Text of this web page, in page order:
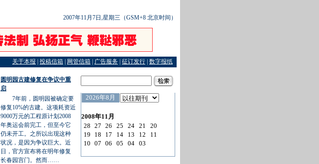
2007年11月7日,星期三（GSM+8 北京时间）
关于本报 投稿信箱 网管信箱 广告服务 征订发行 数字报纸
圆明园古建修复在争议中重
启
7年前，圆明园被确定要
修复10%的古建。这项耗资近
9000万元的工程原计划2008
年奥运会前完工，但至今它
仍未开工。之所以出现这种
状况，是因为争议巨大。近
日，官方宣布将在明年修复
长春园宫门。然而……